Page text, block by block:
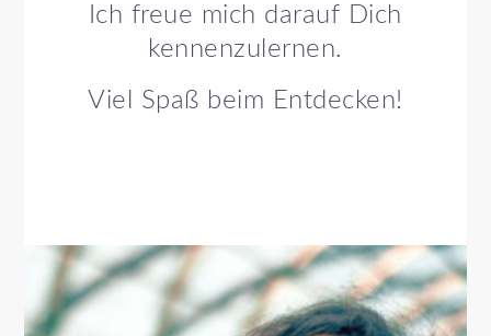
Ich freue mich darauf Dich
kennenzulernen.
Viel Spaß beim Entdecken!